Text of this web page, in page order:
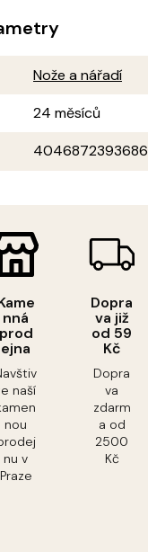
nná
prod
ejna
naší
nou
nu v
Praze
Dopra
va již
od 59
Kč
Dopra
va
zdarm
a od
2500
Kč
Nože a nářadí
24 měsíců
4046872393686